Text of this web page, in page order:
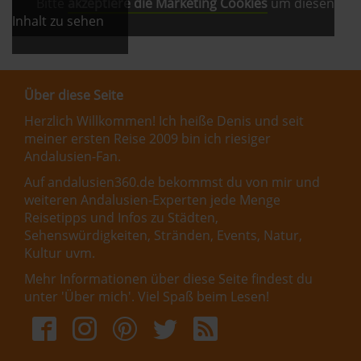
Inhalt zu sehen
Über diese Seite
Herzlich Willkommen! Ich heiße Denis und seit
meiner ersten Reise 2009 bin ich riesiger
Andalusien-Fan.
Auf andalusien360.de bekommst du von mir und
weiteren Andalusien-Experten jede Menge
Reisetipps und Infos zu Städten,
Sehenswürdigkeiten, Stränden, Events, Natur,
Kultur uvm.
Mehr Informationen über diese Seite findest du
unter 'Über mich'. Viel Spaß beim Lesen!